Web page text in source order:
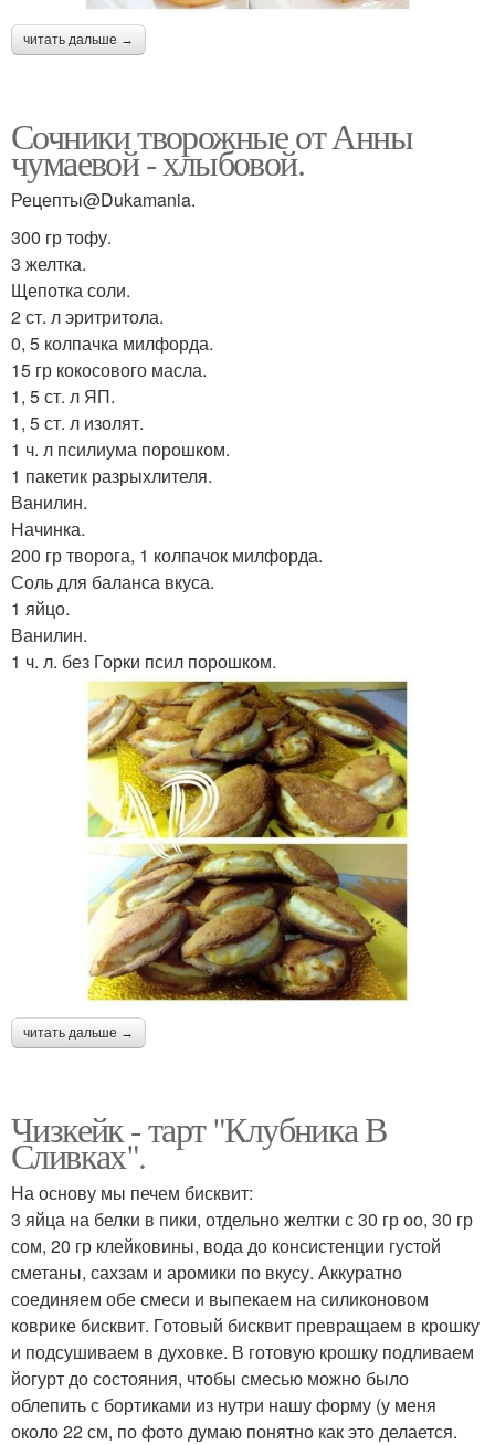
читать дальше →
Сочники творожные от Анны
чумаевой - хлыбовой.
Рецепты@Dukamania.
300 гр тофу.
3 желтка.
Щепотка соли.
2 ст. л эритритола.
0, 5 колпачка милфорда.
15 гр кокосового масла.
1, 5 ст. л ЯП.
1, 5 ст. л изолят.
1 ч. л псилиума порошком.
1 пакетик разрыхлителя.
Ванилин.
Начинка.
200 гр творога, 1 колпачок милфорда.
Соль для баланса вкуса.
1 яйцо.
Ванилин.
1 ч. л. без Горки псил порошком.
читать дальше →
Чизкейк - тарт "Клубника В
Сливках".
На основу мы печем бисквит:
3 яйца на белки в пики, отдельно желтки с 30 гр оо, 30 гр
сом, 20 гр клейковины, вода до консистенции густой
сметаны, сахзам и аромики по вкусу. Аккуратно
соединяем обе смеси и выпекаем на силиконовом
коврике бисквит. Готовый бисквит превращаем в крошку
и подсушиваем в духовке. В готовую крошку подливаем
йогурт до состояния, чтобы смесью можно было
облепить с бортиками из нутри нашу форму (у меня
около 22 см, по фото думаю понятно как это делается.